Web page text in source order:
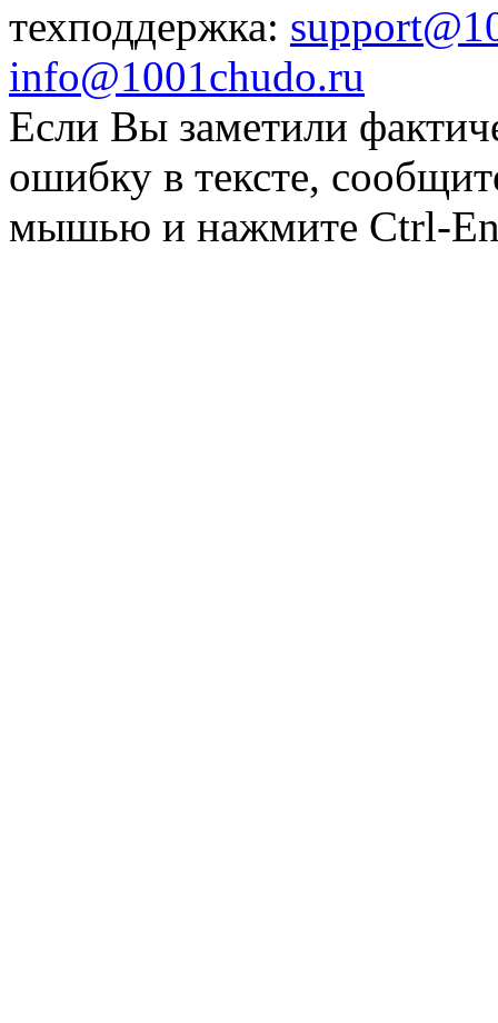
техподдержка:
info@1001chudo.ru
Если Вы заметили
ошибку в тексте,
мышью и нажмите Ctrl-